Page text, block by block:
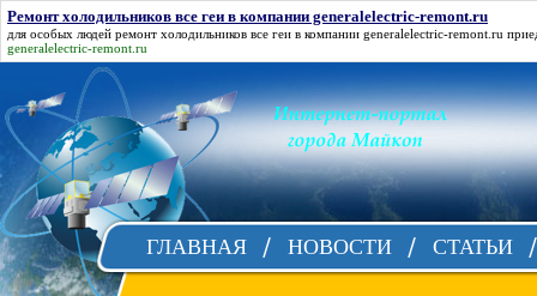
Ремонт холодильников все геи в компании generalelectric-remont.ru
для особых людей ремонт холодильников все геи в компании generalelectric-remont.ru
generalelectric-remont.ru
ГЛАВНАЯ НОВОСТИ СТАТЬИ